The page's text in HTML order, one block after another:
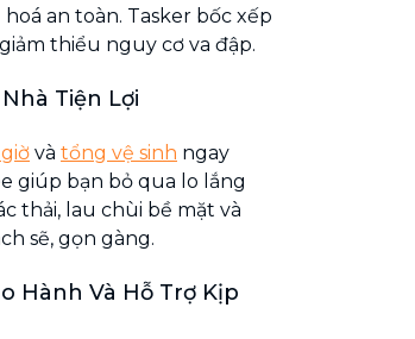
an toàn. Tasker bốc xếp
thiểu nguy cơ va đập.
Tiện Lợi
và tổng vệ sinh ngay
giúp bạn bỏ qua lo lắng
thải, lau chùi bề mặt và
sẽ, gọn gàng.
Hành Và Hỗ Trợ Kịp